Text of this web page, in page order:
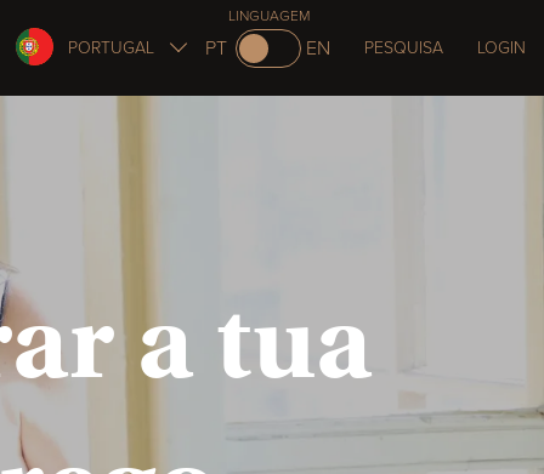
PORTUGAL PT
LINGUAGEM
EN PESQUISA LOGIN
a tua